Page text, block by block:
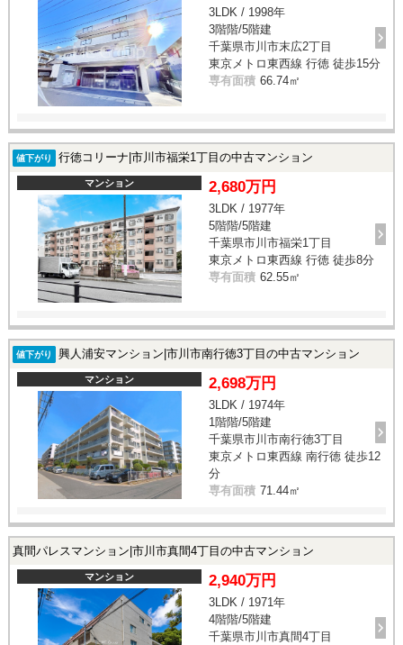
3LDK / 1998年
3階階/5階建
千葉県市川市末広2丁目
東京メトロ東西線 行徳 徒歩15分
専有面積 66.74㎡
値下がり 行徳コリーナ|市川市福栄1丁目の中古マンション
マンション 2,680万円
3LDK / 1977年
5階階/5階建
千葉県市川市福栄1丁目
東京メトロ東西線 行徳 徒歩8分
専有面積 62.55㎡
値下がり 興人浦安マンション|市川市南行徳3丁目の中古マンション
マンション 2,698万円
3LDK / 1974年
1階階/5階建
千葉県市川市南行徳3丁目
東京メトロ東西線 南行徳 徒歩12
分
専有面積 71.44㎡
真間パレスマンション|市川市真間4丁目の中古マンション
マンション 2,940万円
3LDK / 1971年
4階階/5階建
千葉県市川市真間4丁目